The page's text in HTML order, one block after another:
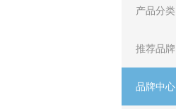
产品分类
推荐品牌
品牌中心